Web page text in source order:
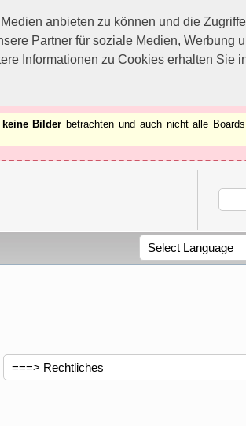
anbieten zu können und die
Partner für soziale Medien, Werbung
Informationen zu Cookies erhalten Sie
keine Bilder betrachten und auch nicht alle